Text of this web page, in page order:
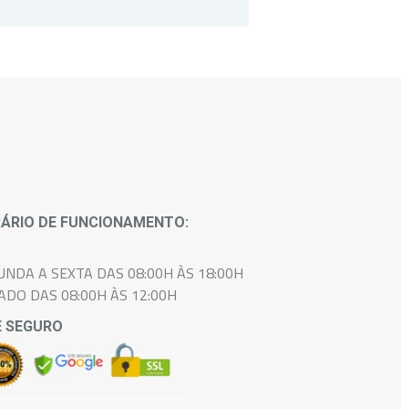
DE FUNCIONAMENTO:
A SEXTA DAS 08:00H ÀS 18:00H
DAS 08:00H ÀS 12:00H
SEGURO